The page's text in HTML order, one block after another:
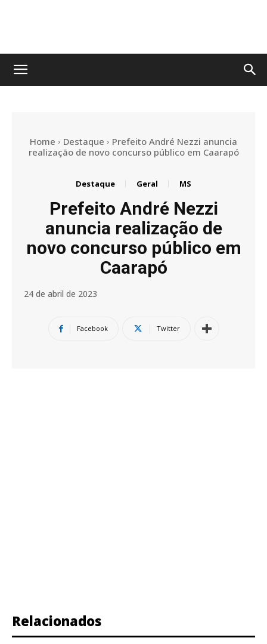
No
Home Destaque
Prefeito André Nezzi anuncia
realização de novo concurso público em Caarapó
Destaque Geral MS
Prefeito André Nezzi
anuncia realização de
novo concurso público em
Caarapó
24 de abril de 2023
Facebook Twitter
Relacionados